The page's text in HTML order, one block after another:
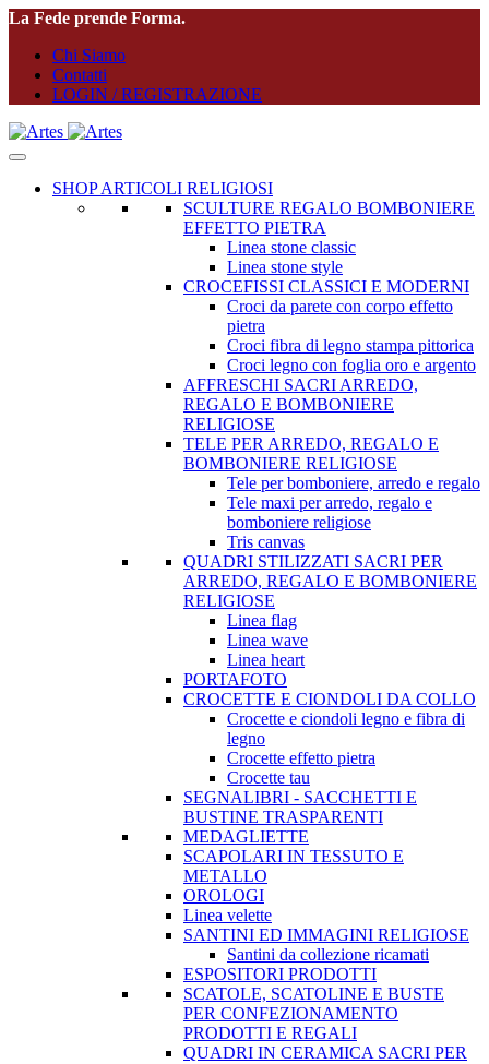
La Fede prende Forma.
Chi Siamo
Contatti
LOGIN / REGISTRAZIONE
SHOP ARTICOLI RELIGIOSI
SCULTURE REGALO BOMBONIERE
EFFETTO PIETRA
Linea stone classic
Linea stone style
CROCEFISSI CLASSICI E MODERNI
Croci da parete con corpo effetto
pietra
Croci fibra di legno stampa pittorica
Croci legno con foglia oro e argento
AFFRESCHI SACRI ARREDO,
REGALO E BOMBONIERE
RELIGIOSE
TELE PER ARREDO, REGALO E
BOMBONIERE RELIGIOSE
Tele per bomboniere, arredo e regalo
Tele maxi per arredo, regalo e
bomboniere religiose
Tris canvas
QUADRI STILIZZATI SACRI PER
ARREDO, REGALO E BOMBONIERE
RELIGIOSE
Linea flag
Linea wave
Linea heart
PORTAFOTO
CROCETTE E CIONDOLI DA COLLO
Crocette e ciondoli legno e fibra di
legno
Crocette effetto pietra
Crocette tau
SEGNALIBRI - SACCHETTI E
BUSTINE TRASPARENTI
MEDAGLIETTE
SCAPOLARI IN TESSUTO E
METALLO
OROLOGI
Linea velette
SANTINI ED IMMAGINI RELIGIOSE
Santini da collezione ricamati
ESPOSITORI PRODOTTI
SCATOLE, SCATOLINE E BUSTE
PER CONFEZIONAMENTO
PRODOTTI E REGALI
QUADRI IN CERAMICA SACRI PER